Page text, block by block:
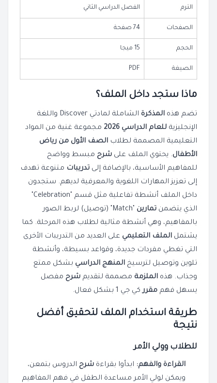
الترم الفصل الدراسي الثاني
الصفحات 74 صفحة
الحجم 15 ميجا
الصيغة PDF
ماذا ستجد داخل الملف؟
تضم هذه المذكرة
الشاملة لمادتي Discover واللغة
الإنجليزية للعام الدراسي 2026
مجموعة غنية من المواد
التعليمية المصممة لطلاب الصف الأول من رياض
الأطفال. يحتوي الملف على شرح مبسط وواضح
للمفاهيم الأساسية، بالإضافة إلى تدريبات متنوعة تهدف
إلى تعزيز المهارات اللغوية والمعرفية لديهم. ستجدون
داخل الملف أنشطة تفاعلية مثل قسم "Celebration"
الذي يتضمن تمارين
"Match" (توصيل) لربط الصور
بالمفاهيم، وهي أنشطة مثالية لطلاب هذه المرحلة. كما
يشتمل الملف التعليمي على العديد من التدريبات الأخرى
التي تغطي مفردات جديدة، وقواعد بسيطة، وأنشطة
تلوين وتوصيل لترسيخ المنهج الدراسي بشكل ممتع
وجذاب. هذه الملزمة مصممة لتقديم شرح مفصل
يسهل فهم مقرركي جي 1 بشكل فعال.
طريقة استخدام الملف لتحقيق أفضل
نتيجة
للطلاب وولي الأمر
القراءة والفهم: ابدأوا بقراءة شرح الدروس بتمعن،
ويمكن لولي الأمر مساعدة الطفل في فهم المفاهيم